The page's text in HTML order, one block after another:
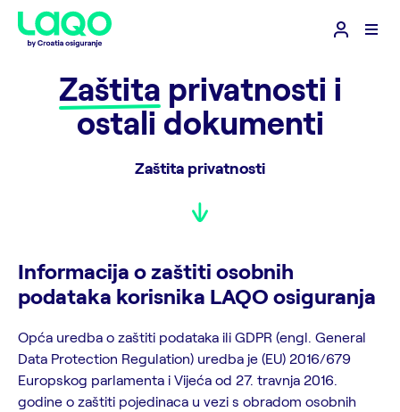
Zaštita privatnosti i
ostali dokumenti
Zaštita privatnosti
Informacija o zaštiti osobnih
podataka korisnika LAQO osiguranja
Opća uredba o zaštiti podataka ili GDPR (engl. General
Data Protection Regulation) uredba je (EU) 2016/679
Europskog parlamenta i Vijeća od 27. travnja 2016.
godine o zaštiti pojedinaca u vezi s obradom osobnih